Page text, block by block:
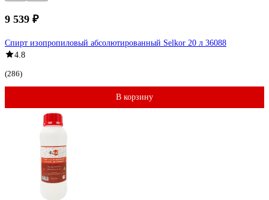
9 539 ₽
Спирт изопропиловый абсолютированный Selkor 20 л 36088
4.8
(286)
В корзину